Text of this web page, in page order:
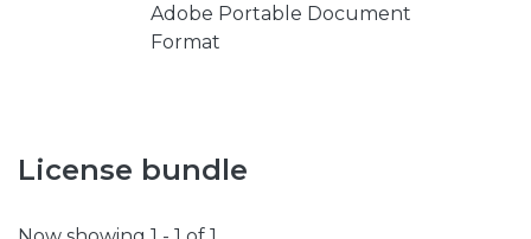
Adobe Portable Document
Format
License bundle